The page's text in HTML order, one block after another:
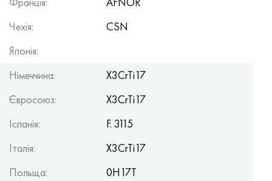
Чехія:
CSN
Японія:
Німеччина:
X3CrTi17
Євросоюз:
X3CrTi17
Іспанія:
F. 3115
Італія:
X3CrTi17
Польща:
0H17T